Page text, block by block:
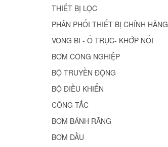
THIẾT BỊ LỌC
PHÂN PHỐI THIẾT BỊ CHÍNH HÃNG
VÒNG BI - Ổ TRỤC- KHỚP NỐI
BƠM CÔNG NGHIỆP
BỘ TRUYỀN ĐỘNG
BỘ ĐIỀU KHIỂN
CÔNG TẮC
BƠM BÁNH RĂNG
BƠM DẦU